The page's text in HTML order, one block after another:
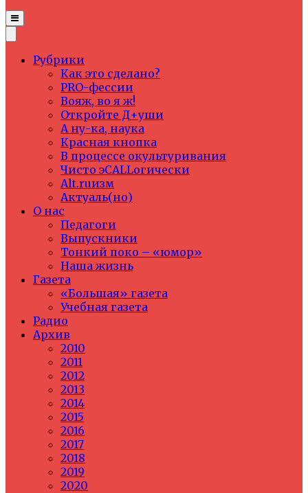
Рубрики
Как это сделано?
PRO-фессии
Вояж, во я ж!
Откройте Д+уши
А ну-ка, наука
Красная кнопка
В процессе окультуривания
Чисто эCALLогически
Alt.ruизм
Актуаль(но)
О нас
Педагоги
Выпускники
Тонкий поко – «юмор»
Наша жизнь
Газета
«Большая» газета
Учебная газета
Радио
Архив
2010
2011
2012
2013
2014
2015
2016
2017
2018
2019
2020